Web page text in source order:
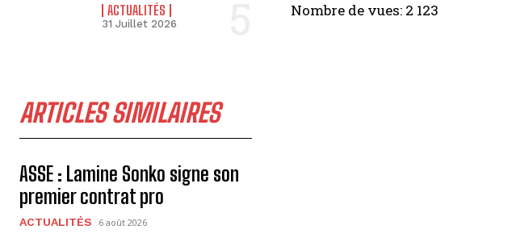
ACTUALITÉS
31 Juillet 2026
ARTICLES SIMILAIRES
ASSE : Lamine Sonko signe son
premier contrat pro
ACTUALITÉS 6 août 2026
Nombre de vues: 2 123